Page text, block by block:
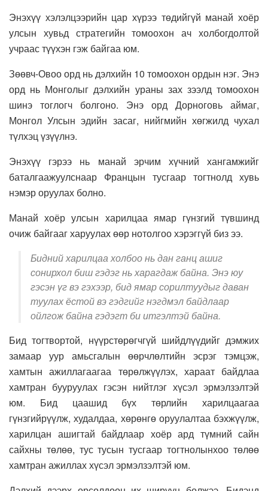
Энэхүү хэлэлцээрийн цар хүрээ төдийгүй манай хоёр
улсын хувьд стратегийн томоохон ач холбогдолтой
учраас түүхэн гэж байгаа юм.
Зөөвч-Овоо орд нь дэлхийн 10 томоохон ордын нэг. Энэ
орд нь Монголыг дэлхийн ураны зах зээлд томоохон
шинэ тоглогч болгоно. Энэ орд Дорноговь аймаг,
Монгол Улсын эдийн засаг, нийгмийн хөгжилд чухал
түлхэц үзүүлнэ.
Энэхүү гэрээ нь манай эрчим хүчний хангамжийг
баталгаажуулснаар Францын тусгаар тогтнолд хувь
нэмэр оруулах болно.
Манай хоёр улсын харилцаа ямар гүнзгий түвшинд
очиж байгааг харуулах өөр нотолгоо хэрэггүй биз ээ.
Бидний харилцаа холбоо нь дан ганц ашиг
сонирхол биш гэдэг нь харагдаж байна. Энэ юу
гэсэн үг вэ гэхээр, бид ямар сорилтуудыг даван
туулах ёстой вэ гэдгийг нэгдмэл байдлаар
ойлгож байна гэдэгт би итгэлтэй байна.
Бид тогтвортой, нүүрстөрөгчгүй шийдлүүдийг дэмжих
замаар уур амьсгалын өөрчлөлтийн эсрэг тэмцэж,
хамтын ажиллагаагаа төрөлжүүлэх, хараат байдлаа
хамтран бууруулах гэсэн нийтлэг хүсэл эрмэлзэлтэй
юм. Бид цаашид бүх төрлийн харилцаагаа
гүнзгийрүүлж, худалдаа, хөрөнгө оруулалтаа бэхжүүлж,
харилцан ашигтай байдлаар хоёр ард түмний сайн
сайхны төлөө, тус тусын тусгаар тогтнолынхоо төлөө
хамтран ажиллах хүсэл эрмэлзэлтэй юм.